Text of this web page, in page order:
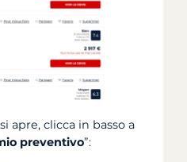
apre, clicca in basso a
preventivo”: